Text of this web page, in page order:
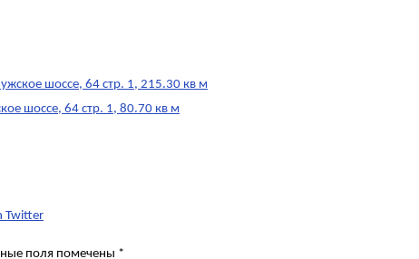
шоссе, 64 стр. 1, 215.30 кв м
шоссе, 64 стр. 1, 80.70 кв м
Twitter
поля помечены *